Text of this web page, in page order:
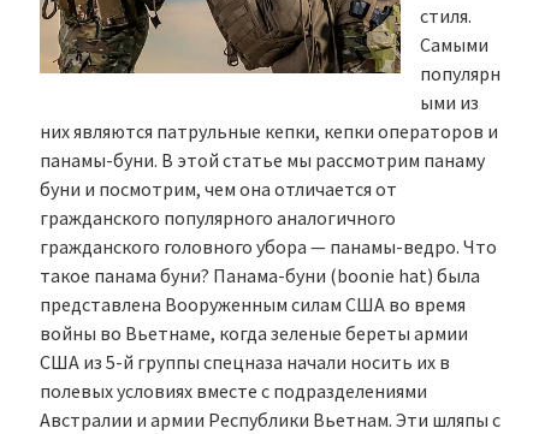
стиля.
Самыми
популярн
ыми из
них являются патрульные кепки, кепки операторов и
панамы-буни. В этой статье мы рассмотрим панаму
буни и посмотрим, чем она отличается от
гражданского популярного аналогичного
гражданского головного убора — панамы-ведро. Что
такое панама буни? Панама-буни (boonie hat) была
представлена Вооруженным силам США во время
войны во Вьетнаме, когда зеленые береты армии
США из 5-й группы спецназа начали носить их в
полевых условиях вместе с подразделениями
Австралии и армии Республики Вьетнам. Эти шляпы с